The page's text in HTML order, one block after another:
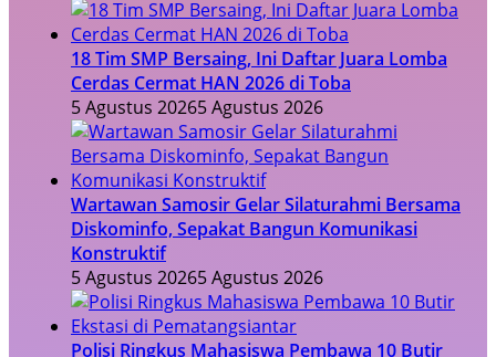
18 Tim SMP Bersaing, Ini Daftar Juara Lomba
Cerdas Cermat HAN 2026 di Toba
5 Agustus 20265 Agustus 2026
Wartawan Samosir Gelar Silaturahmi Bersama
Diskominfo, Sepakat Bangun Komunikasi
Konstruktif
5 Agustus 20265 Agustus 2026
Polisi Ringkus Mahasiswa Pembawa 10 Butir